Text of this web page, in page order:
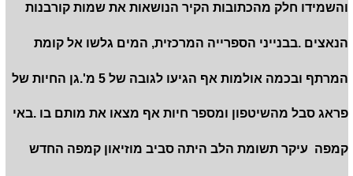
והשמידו חלק מהכתובות הקיר הנושאות את שמות קורבנות
הנאצים .בבנייני הספרייה המרכזית, המים גלשו אל קומת
המרתף ובכמה אולמות אף הגיעו לגובה של 5 מ'.גן החיות של
פראג סבל מהשיטפון ומספר חיות אף מצאו את מותם בו .באי
קמפה עיקר תשומת הלב היתה סביב מוזיאון קמפה החדש